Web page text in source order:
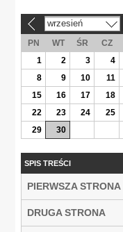
wrzesień
PN WT ŚR CZ
1
2 3 4
8
9 10 11
15
16 17 18
22
23 24 25
29
30
SPIS TREŚCI
PIERWSZA STRONA
DRUGA STRONA